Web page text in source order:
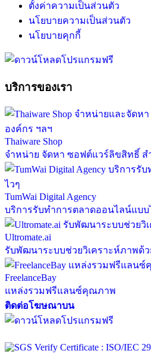
ตั้งค่าความเป็นส่วนตัว
นโยบายความเป็นส่วนตัว
นโยบายคุกกี้
บริการของเรา
Thaiware Shop
จำหน่าย จัดหา ซอฟต์แวร์ลิขสิทธิ์ ส
TumWai Digital Agency
บริการรับทำการตลาดออนไลน์แบบ
Ultromate.ai
รับพัฒนาระบบช่วยวิเคราะห์ภาพด้
FreelanceBay
แหล่งรวมฟรีแลนซ์คุณภาพ
ติดต่อโฆษณาบน